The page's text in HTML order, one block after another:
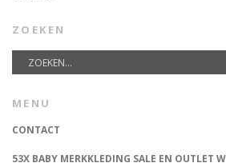
ZOEKEN
MENU
CONTACT
53X BABY MERKKLEDING SALE EN OUTLET